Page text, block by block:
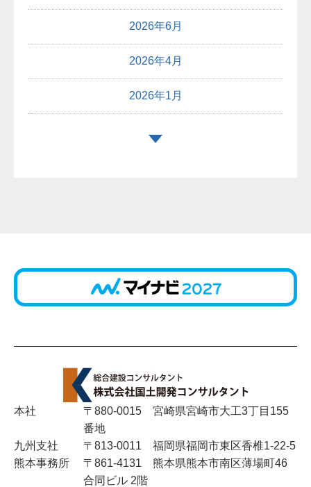
2026年6月
2026年4月
2026年1月
2025年7月
2025年6月
2025年4月
2025年3月
2025年2月
2024年11月
本社
〒880-0015 宮崎県宮崎市大工3丁目155
番地
九州支社
〒813-0011 福岡県福岡市東区香椎1-22-5
熊本事務所
〒861-4131 熊本県熊本市南区薄場町46
合同ビル 2階